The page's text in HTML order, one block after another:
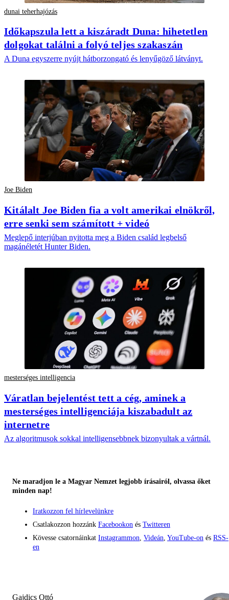
dunai teherhajózás
Időkapszula lett a kiszáradt Duna: hihetetlen
dolgokat találni a folyó teljes szakaszán
A Duna egyszerre nyújt hátborzongató és lenyűgöző látványt.
Joe Biden
Kitálalt Joe Biden fia a volt amerikai elnökről,
erre senki sem számított + videó
Meglepő interjúban nyitotta meg a Biden család legbelső
magánéletét Hunter Biden.
mesterséges intelligencia
Váratlan bejelentést tett a cég, aminek a
mesterséges intelligenciája kiszabadult az
internetre
Az algoritmusok sokkal intelligensebbnek bizonyultak a vártnál.
Ne maradjon le a Magyar Nemzet legjobb írásairól, olvassa őket
minden nap!
Iratkozzon fel hírlevelünkre
Csatlakozzon hozzánk Facebookon és Twitteren
Kövesse csatornáinkat Instagrammon Videán YouTube-on és RSS-
en
Gajdics Ottó